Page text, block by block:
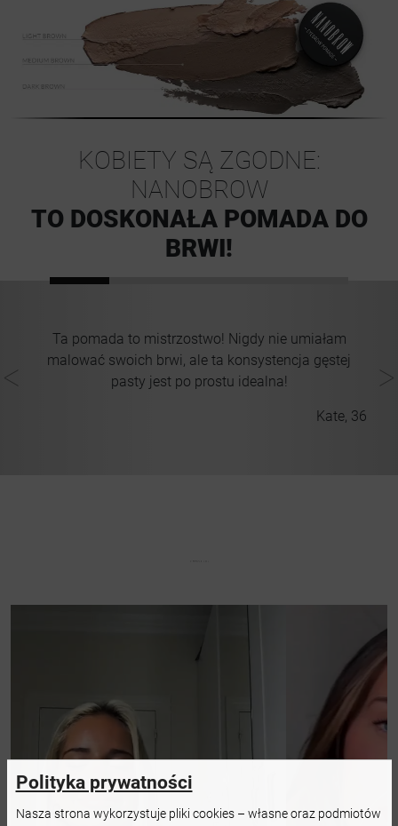
KOBIETY SĄ ZGODNE:
NANOBROW
TO DOSKONAŁA POMADA DO
BRWI!
Ta pomada to mistrzostwo! Nigdy nie umiałam
malować swoich brwi, ale ta konsystencja gęstej
pasty jest po prostu idealna!
Kate, 36
Polityka prywatności
Nasza strona wykorzystuje pliki cookies – własne oraz podmiotów